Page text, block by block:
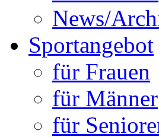
News/
Sportangebot
für Frauen
für Männer
für